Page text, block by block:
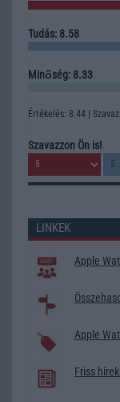
Tudás: 8.58
Minőség: 8.33
Értékelés: 8.44 |
Szavazzon Ön is!
LINKEK
Apple
Apple
Friss